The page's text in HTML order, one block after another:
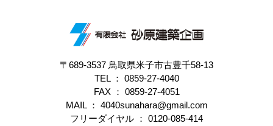
〒689-3537 鳥取県米子市古豊千58-13
TEL ： 0859-27-4040
FAX ： 0859-27-4051
MAIL ： 4040sunahara@gmail.com
フリーダイヤル ： 0120-085-414